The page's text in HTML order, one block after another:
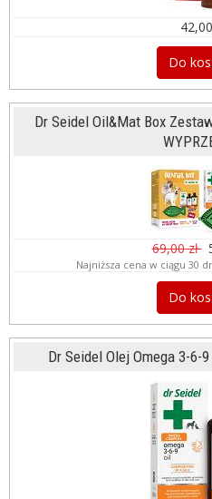
Do
Dr Seidel Oil&Mat Box
69,00 zł
Najniższa cena w ciągu 30
Do
Dr Seidel Olej Omega 3-6-